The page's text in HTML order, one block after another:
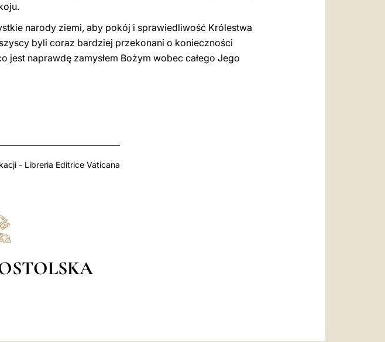
narody ziemi, aby pokój i sprawiedliwość Królestwa
byli coraz bardziej przekonani o konieczności
naprawdę zamysłem Bożym wobec całego Jego
- Libreria Editrice Vaticana